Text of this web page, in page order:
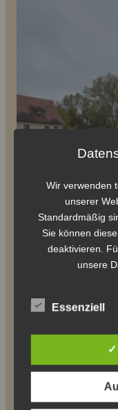
Wir verwenden
unserer
Standardmäßig
Sie können
deaktivieren.
unsere
Essenziell
✓